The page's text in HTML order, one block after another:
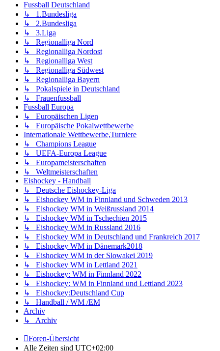
Fussball Deutschland
↳ 1.Bundesliga
↳ 2.Bundesliga
↳ 3.Liga
↳ Regionalliga Nord
↳ Regionalliga Nordost
↳ Regionalliga West
↳ Regionalliga Südwest
↳ Regionalliga Bayern
↳ Pokalspiele in Deutschland
↳ Frauenfussball
Fussball Europa
↳ Europäischen Ligen
↳ Europäische Pokalwettbewerbe
Internationale Wettbewerbe,Turniere
↳ Champions League
↳ UEFA-Europa League
↳ Europameisterschaften
↳ Weltmeisterschaften
Eishockey - Handball
↳ Deutsche Eishockey-Liga
↳ Eishockey WM in Finnland und Schweden 2013
↳ Eishockey WM in Weißrussland 2014
↳ Eishockey WM in Tschechien 2015
↳ Eishockey WM in Russland 2016
↳ Eishockey WM in Deutschland und Frankreich 2017
↳ Eishockey WM in Dänemark2018
↳ Eishockey WM in der Slowakei 2019
↳ Eishockey WM in Lettland 2021
↳ Eishockey: WM in Finnland 2022
↳ Eishockey: WM in Finnland und Lettland 2023
↳ Eishockey:Deutschland Cup
↳ Handball / WM /EM
Archiv
↳ Archiv
Foren-Übersicht
Alle Zeiten sind UTC+02:00